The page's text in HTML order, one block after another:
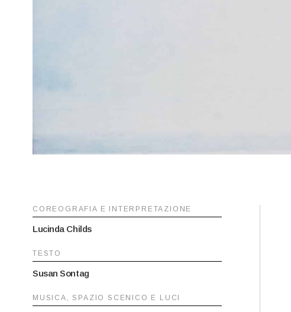
COREOGRAFIA E INTERPRETAZIONE
Lucinda Childs
TESTO
Susan Sontag
MUSICA, SPAZIO SCENICO E LUCI